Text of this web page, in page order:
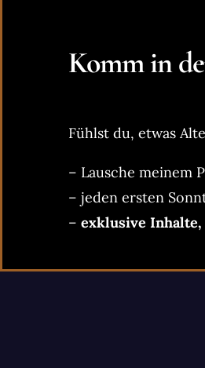
Komm in
Fühlst du, etwas
– Lausche meinem
– jeden ersten
– exklusive